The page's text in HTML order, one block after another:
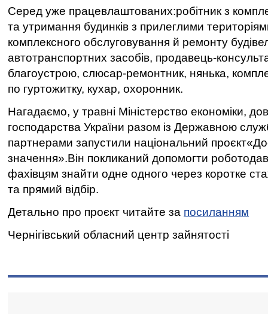
Серед уже працевлаштованих:робітник з
та утримання будинків з прилеглими
комплексного обслуговування й ремонту
автотранспортних засобів, продавець-
благоустрою, слюсар-ремонтник, нянька,
по гуртожитку, кухар, охоронник.
Нагадаємо, у травні Міністерство економіки,
господарства України разом із Державною
партнерами запустили національний
значення».Він покликаний допомогти
фахівцям знайти одне одного через коротке
та прямий відбір.
Детально про проєкт читайте за посиланням
Чернігівський обласний центр зайнятості